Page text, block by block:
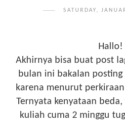
SATURDAY,
Hallo!
Akhirnya bisa buat post
bulan ini bakalan
karena menurut
Ternyata kenyataan
kuliah cuma 2 minggu